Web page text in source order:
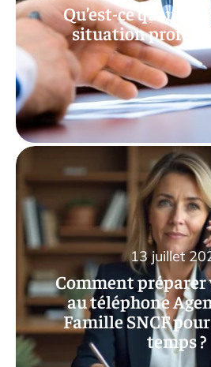
Qu’est-ce qu’un
situation
Comment
au téléphone
Famille SNCF
temps ?
13 juillet